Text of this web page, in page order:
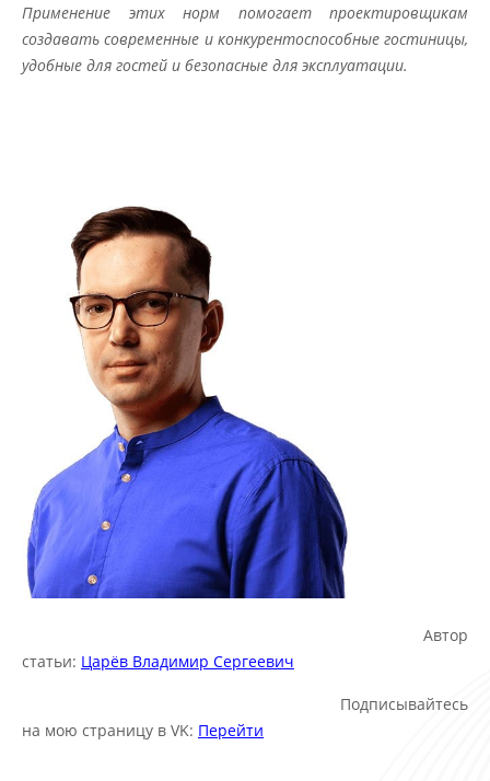
Применение этих норм помогает проектировщикам
создавать современные и конкурентоспособные гостиницы,
удобные для гостей и безопасные для эксплуатации.
Автор
статьи: Царёв Владимир Сергеевич
Подписывайтесь
на мою страницу в VK: Перейти